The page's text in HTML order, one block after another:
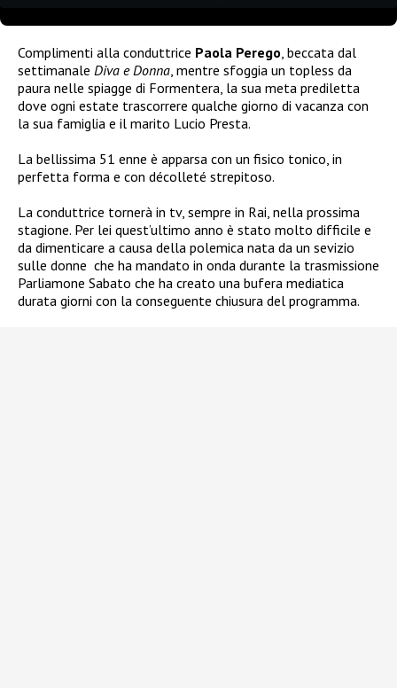
Complimenti alla conduttrice Paola Perego , beccata dal
settimanale Diva e Donna , mentre sfoggia un topless da
paura nelle spiagge di Formentera, la sua meta prediletta
dove ogni estate trascorrere qualche giorno di vacanza con
la sua famiglia e il marito Lucio Presta.
La bellissima 51 enne è apparsa con un fisico tonico, in
perfetta forma e con décolleté strepitoso.
La conduttrice tornerà in tv, sempre in Rai, nella prossima
stagione. Per lei quest’ultimo anno è stato molto difficile e
da dimenticare a causa della polemica nata da un sevizio
sulle donne che ha mandato in onda durante la trasmissione
Parliamone Sabato che ha creato una bufera mediatica
durata giorni con la conseguente chiusura del programma.